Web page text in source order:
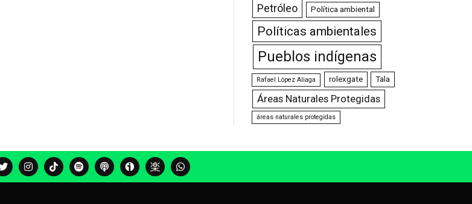
Petróleo Política ambiental
Políticas ambientales
Pueblos indígenas
Rafael López Aliaga rolexgate Tala
Áreas Naturales Protegidas
áreas naturales protegidas